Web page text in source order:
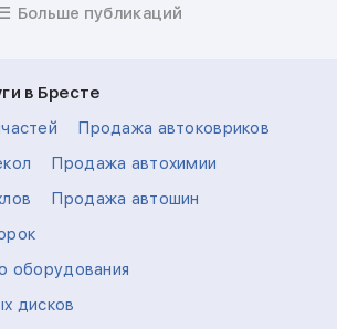
Больше публикаций
в Бресте
Продажа автоковриков
Продажа автохимии
Продажа автошин
оборудования
дисков